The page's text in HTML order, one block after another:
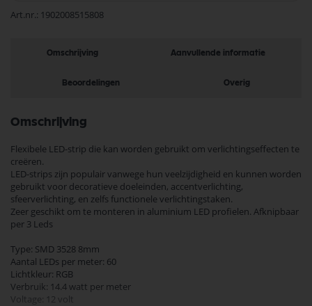
Art.nr. 1902008515808
Omschrijving Aanvullende informatie
Beoordelingen Overig
Omschrijving
Flexibele LED-strip die kan worden gebruikt om verlichtingseffecten te
creëren.
LED-strips zijn populair vanwege hun veelzijdigheid en kunnen worden
gebruikt voor decoratieve doeleinden, accentverlichting,
sfeerverlichting, en zelfs functionele verlichtingstaken.
Zeer geschikt om te monteren in aluminium LED profielen. Afknipbaar
per 3 Leds
Type: SMD 3528 8mm
Aantal LEDs per meter: 60
Lichtkleur: RGB
Verbruik: 14.4 watt per meter
Voltage: 12 volt